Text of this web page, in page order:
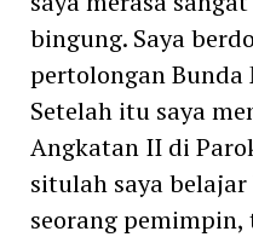
bingung. Saya
pertolongan Bunda
Setelah itu saya
Angkatan II di
situlah saya
seorang